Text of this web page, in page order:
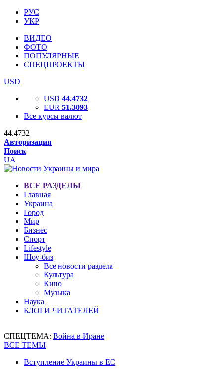
РУС
УКР
ВИДЕО
ФОТО
ПОПУЛЯРНЫЕ
СПЕЦПРОЕКТЫ
USD
USD 44.4732
EUR 51.3093
Все курсы валют
44.4732
Авторизация
Поиск
UA
ВСЕ РАЗДЕЛЫ
Главная
Украина
Город
Мир
Бизнес
Спорт
Lifestyle
Шоу-биз
Все новости раздела
Культура
Кино
Музыка
Наука
БЛОГИ ЧИТАТЕЛЕЙ
СПЕЦТЕМА: Война в Иране
ВСЕ ТЕМЫ
Вступление Украины в ЕС